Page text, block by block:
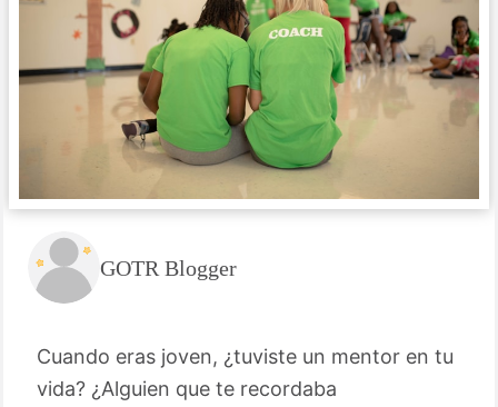
GOTR Blogger
Cuando eras joven, ¿tuviste un mentor en tu
vida? ¿Alguien que te recordaba